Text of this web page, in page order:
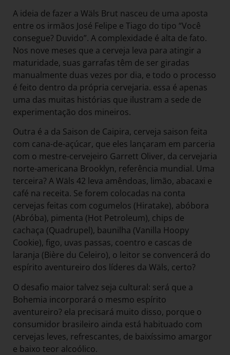
A ideia de fazer a Wäls Brut nasceu de uma aposta
entre os irmãos José Felipe e Tiago do tipo “Você
consegue? Duvido”. A complexidade é alta de fato.
Nos nove meses que a cerveja leva para atingir a
maturidade, suas garrafas têm de ser giradas
manualmente duas vezes por dia, e todo o processo
é feito dentro da própria cervejaria. essa é apenas
uma das muitas histórias que ilustram a sede de
experimentação dos mineiros.
Outra é a da Saison de Caipira, cerveja saison feita
com cana-de-açúcar, que eles lançaram em parceria
com o mestre-cervejeiro Garrett Oliver, da cervejaria
norte-americana Brooklyn, referência mundial. Uma
terceira? A Wäls 42 leva amêndoas, limão, abacaxi e
café na receita. Se forem colocadas na conta
cervejas feitas com cogumelos (Hiratake), abóbora
(Abróba), pimenta (Hot Petroleum), chips de
cachaça (Quadrupel), baunilha (Vanilla Hoopy
Cookie), figo, uvas passas, coentro e cascas de
laranja (Bière du Celeiro), o leitor se convencerá do
espírito aventureiro dos líderes da Wäls, certo?
O desafio maior talvez seja cultural: será que a
Bohemia incorporará o mesmo espírito
aventureiro? ela precisará muito disso, porque o
consumidor brasileiro ainda está habituado com
cervejas leves, refrescantes, de baixíssimo amargor
e baixo teor alcoólico.